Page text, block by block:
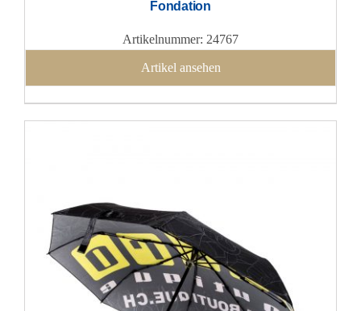
Fondation
Artikelnummer: 24767
Artikel ansehen